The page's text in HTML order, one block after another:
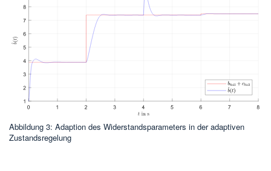
Abbildung 3: Adaption des Widerstandsparameters in der adaptiven
Zustandsregelung